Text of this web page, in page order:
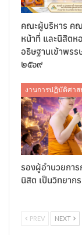
คณะผู้บริหาร คณ
หน้าที่ และนิสิต
อธิษฐานเข้าพรร
๒๕๖๙
รองผู้อำนวยการ
นิสิต เป็นวิทยาก
PREV NEXT